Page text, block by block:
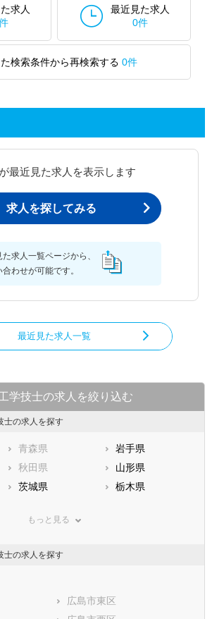
求人
最近見た求人
0件
検索条件から再検索する 0件
最近見た求人を表示します
求人を探してみる
た求人一覧ページから、
合わせが可能です。
最近見た求人一覧
学技士の求人を絞り込む
士の求人を探す
青森県
岩手県
秋田県
山形県
茨城県
栃木県
神奈川県
福井県
もっと見る
士の求人を探す
広島市東区